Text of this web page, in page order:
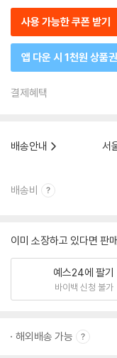
사용 가능한 쿠폰 받기
앱 다운 시 1천원 상품권
결제혜택
배송안내
서
배송비
이미 소장하고 있다면 판
예스24에 팔기
바이백 신청 불가
해외배송 가능